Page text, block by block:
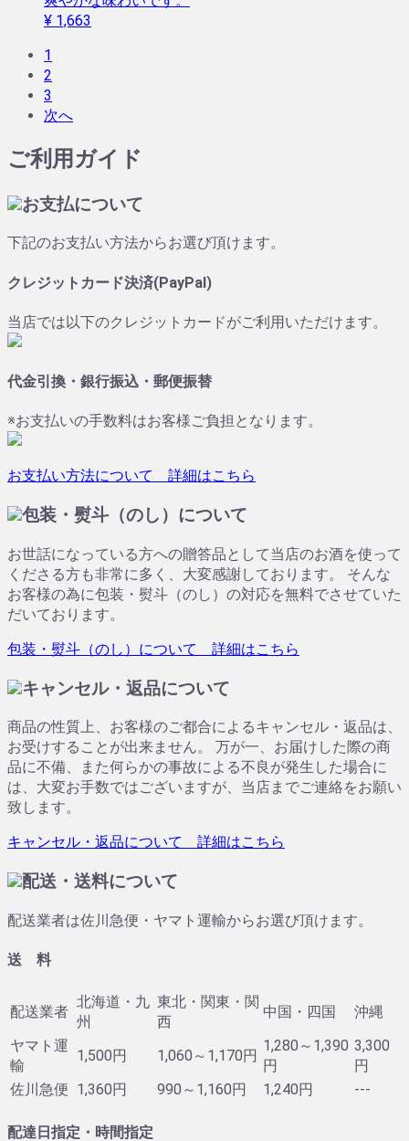
¥ 1,663
1
2
3
次へ
ご利用ガイド
お支払について
下記のお支払い方法からお選び頂けます。
クレジットカード決済(PayPal)
当店では以下のクレジットカードがご利用いただけます。
代金引換・銀行振込・郵便振替
※お支払いの手数料はお客様ご負担となります。
お支払い方法について 詳細はこちら
包装・熨斗（のし）について
お世話になっている方への贈答品として当店のお酒を使って
くださる方も非常に多く、大変感謝しております。 そんな
お客様の為に包装・熨斗（のし）の対応を無料でさせていた
だいております。
包装・熨斗（のし）について 詳細はこちら
キャンセル・返品について
商品の性質上、お客様のご都合によるキャンセル・返品は、
お受けすることが出来ません。 万が一、お届けした際の商
品に不備、また何らかの事故による不良が発生した場合に
は、大変お手数ではございますが、当店までご連絡をお願い
致します。
キャンセル・返品について 詳細はこちら
配送・送料について
配送業者は佐川急便・ヤマト運輸からお選び頂けます。
送 料
配送業者
北海道・九
州
東北・関東・関
西
中国・四国
沖縄
ヤマト運
輸
1,500円 1,060～1,170円
1,280～1,390
円
3,300
円
佐川急便 1,360円 990～1,160円 1,240円 ---
配達日指定・時間指定